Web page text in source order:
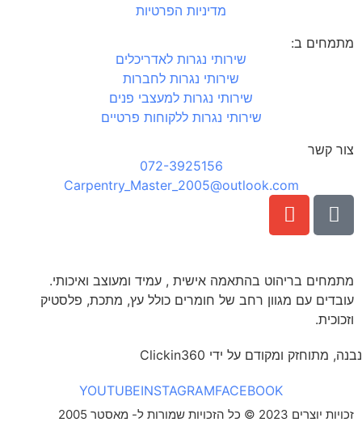
מדיניות הפרטיות
מתמחים ב:
שירותי נגרות לאדריכלים
שירותי נגרות לחברות
שירותי נגרות למעצבי פנים
שירותי נגרות ללקוחות פרטיים
צור קשר
072-3925156
Carpentry_Master_2005@outlook.com
מתמחים בריהוט בהתאמה אישית , עמיד ומעוצב ואיכותי.
עובדים עם מגוון רחב של חומרים כולל עץ, מתכת, פלסטיק
וזכוכית.
נבנה, מתוחזק ומקודם על ידי Clickin360
FACEBOOK
INSTAGRAM
YOUTUBE
זכויות יוצרים 2023 © כל הזכויות שמורות ל- מאסטר 2005